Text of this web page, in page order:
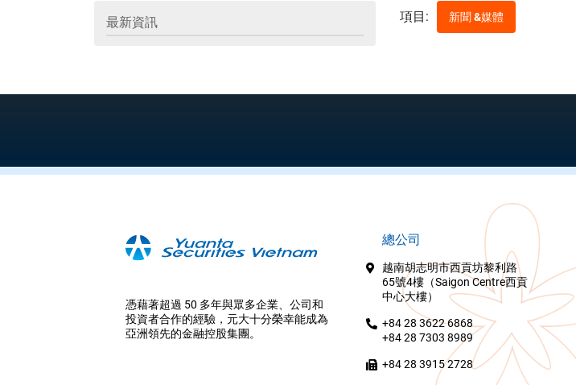
最新資訊 項目: 新聞 &媒體
憑藉著超過 50 多年與眾多企業、公司和
投資者合作的經驗，元大十分榮幸能成為
亞洲領先的金融控股集團。
總公司
越南胡志明市西貢坊黎利路
65號4樓（Saigon Centre西貢
中心大樓）
+84 28 3622 6868
+84 28 7303 8989
+84 28 3915 2728